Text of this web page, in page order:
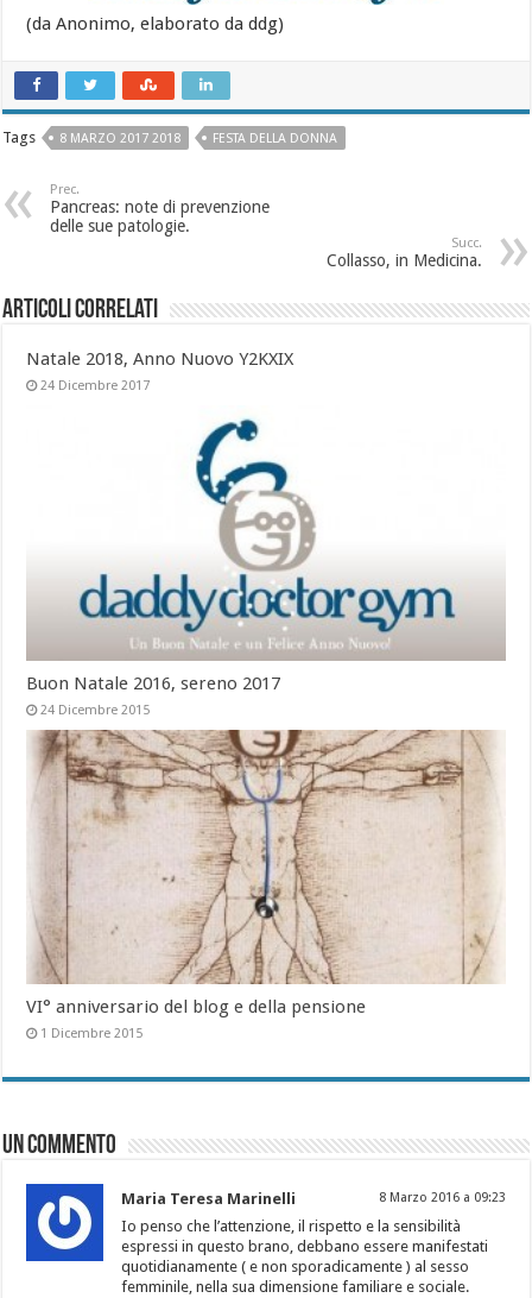
(da Anonimo, elaborato da ddg)
Tags 8 MARZO 2017 2018 FESTA DELLA DONNA
Prec.
Pancreas: note di prevenzione
delle sue patologie.
Succ.
Collasso, in Medicina.
Articoli Correlati
Natale 2018, Anno Nuovo Y2KXIX
24 Dicembre 2017
Buon Natale 2016, sereno 2017
24 Dicembre 2015
VI° anniversario del blog e della pensione
1 Dicembre 2015
Un commento
Maria Teresa Marinelli 8 Marzo 2016 a 09:23
Io penso che l’attenzione, il rispetto e la sensibilità
espressi in questo brano, debbano essere manifestati
quotidianamente ( e non sporadicamente ) al sesso
femminile, nella sua dimensione familiare e sociale.